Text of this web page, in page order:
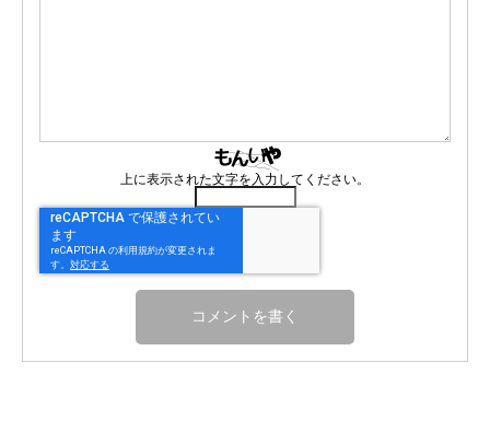
上に表示された文字を入力してください。